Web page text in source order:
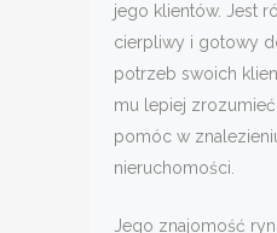
jego klientów. Jest
cierpliwy i gotowy
potrzeb swoich
mu lepiej
pomóc w
nieruchomości.
Jego znajomość